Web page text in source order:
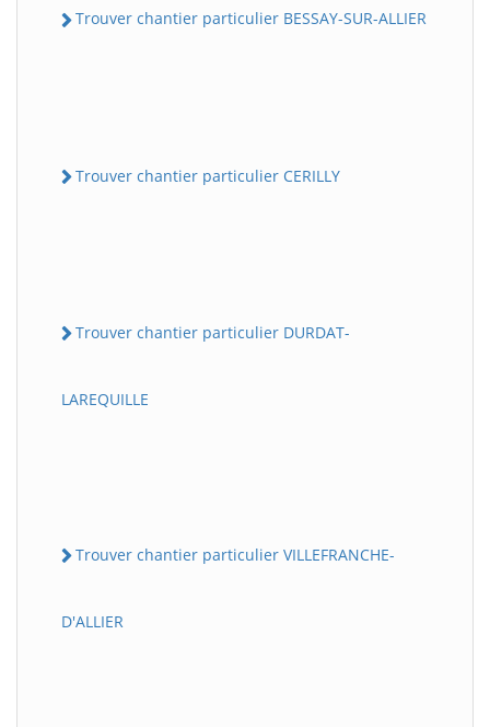
Trouver chantier particulier BESSAY-SUR-ALLIER
Trouver chantier particulier CERILLY
Trouver chantier particulier DURDAT-
LAREQUILLE
Trouver chantier particulier VILLEFRANCHE-
D'ALLIER